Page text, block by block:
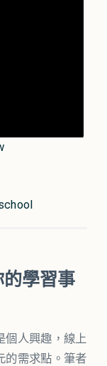
學習事
個人興趣，線上
的需求點。筆者